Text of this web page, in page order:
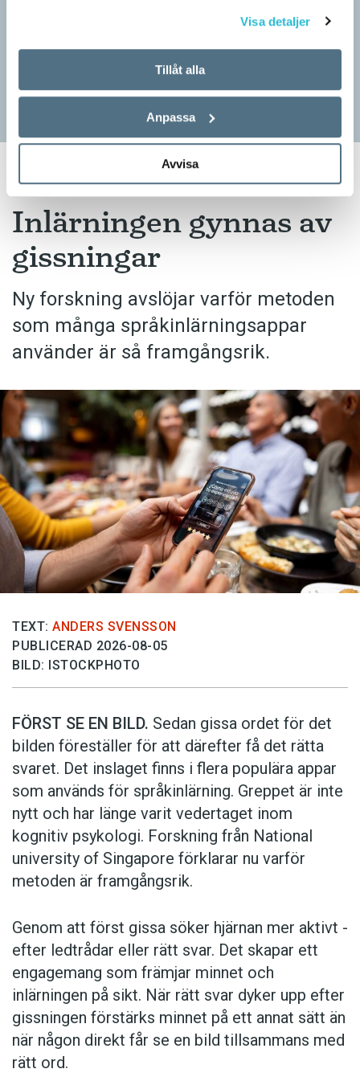
Visa detaljer
Tillåt alla
Anpassa
Avvisa
Kotten är inte ett lämpligt förnamn. Det anser Skatte­verket som
i ett beslut säger nej till ett föräldra­par i Ljusdal som ville ge
ARTIKLAR
Inlärningen gynnas av
gissningar
Ny forskning avslöjar varför metoden
som många språkinlärningsappar
använder är så framgångsrik.
TEXT: ANDERS SVENSSON
PUBLICERAD 2026-08-05
BILD: ISTOCKPHOTO
FÖRST SE EN BILD. Sedan gissa ordet för det
bilden föreställer för att därefter få det rätta
svaret. Det inslaget finns i flera populära appar
som används för språkinlärning. Greppet är inte
nytt och har länge varit vedertaget inom
kognitiv psykologi. Forskning från National
university of Singa­pore förklarar nu varför
metoden är framgångsrik.
Genom att först gissa ­söker hjärnan mer aktivt ­
efter ledtrådar eller rätt svar. Det skapar ett
engagemang som främjar minnet och
inlärningen på sikt. När rätt svar dyker upp efter
gissningen förstärks minnet på ett annat sätt än
när någon direkt får se en bild tillsammans med
rätt ord.